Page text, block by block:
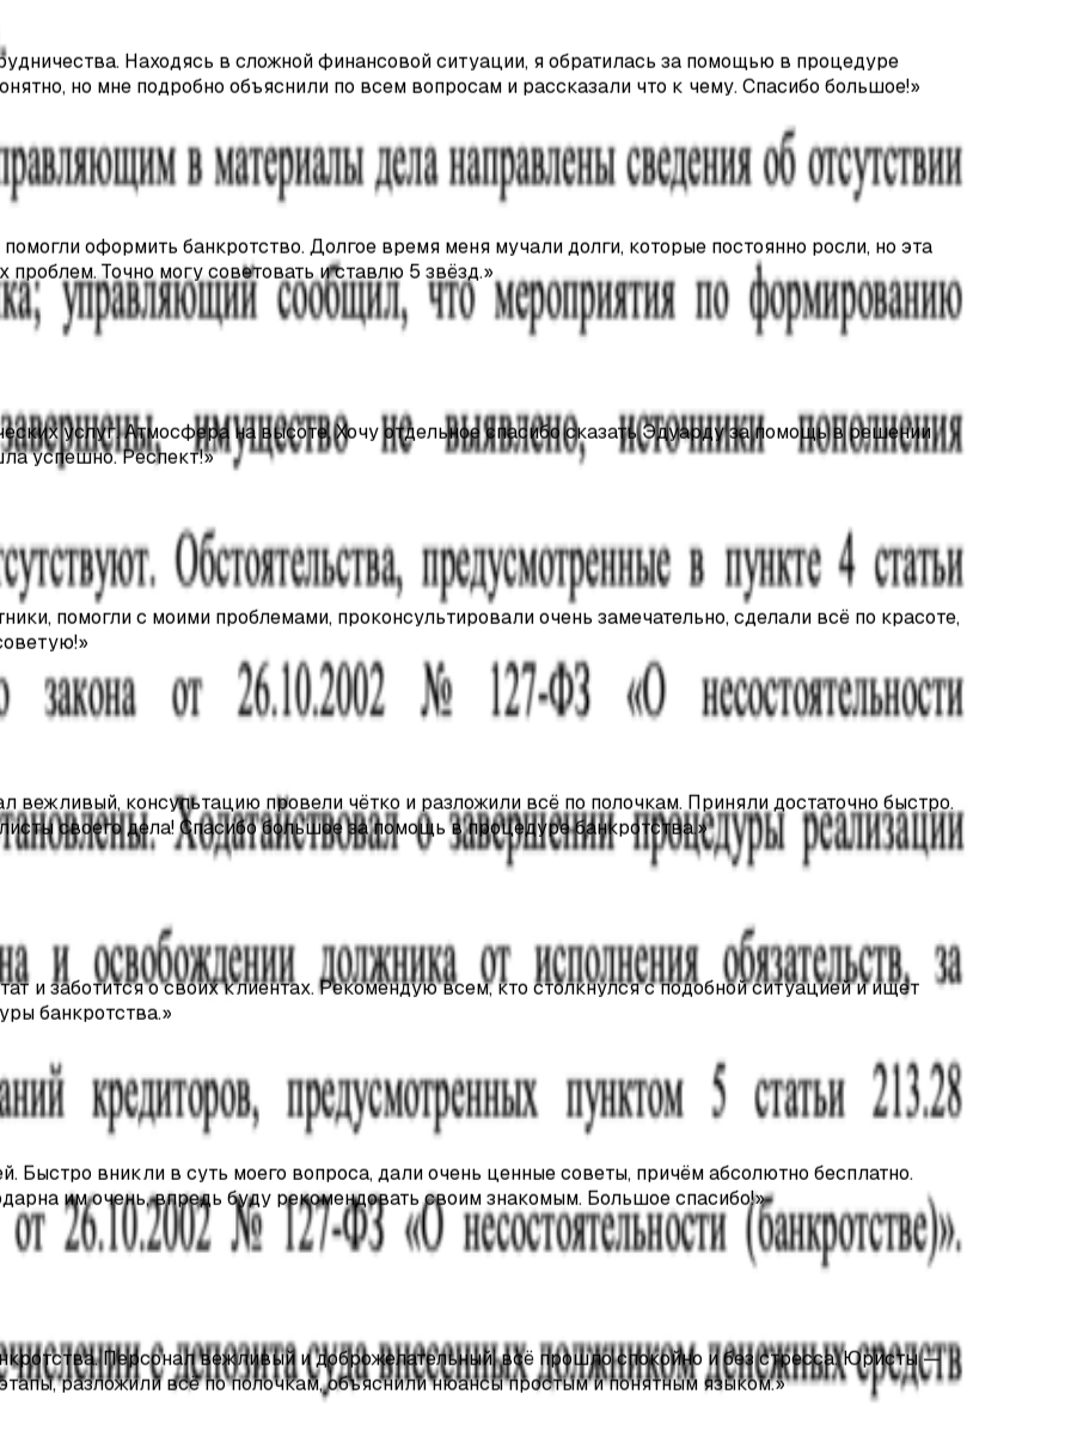
Каждое дело можно проверить в картотеке (kad.arbitr.ru).
но мне подробно объяснили по всем вопросам и рассказали что к чему. Спасибо большое!
оформить банкротство. Долгое время меня мучали долги, которые постоянно росли, но эта
Точно могу советовать и ставлю 5 звёзд.
услуг. Атмосфера на высоте. Хочу отдельное спасибо сказать Эдуарду за помощь в решении
успешно. Респект!
помогли с моими проблемами, проконсультировали очень замечательно, сделали всё по красоте,
»
вежливый, консультацию провели чётко и разложили всё по полочкам. Приняли достаточно быстро.
своего дела! Спасибо большое за помощь в процедуре банкротства.
и заботится о своих клиентах. Рекомендую всем, кто столкнулся с подобной ситуацией и ищет
банкротства.»
Быстро вникли в суть моего вопроса, дали очень ценные советы, причём абсолютно бесплатно.
им очень, впредь буду рекомендовать своим знакомым. Большое спасибо!
Персонал вежливый и доброжелательный, всё прошло спокойно и без стресса. Юристы —
разложили всё по полочкам, объяснили нюансы простым и понятным языком.